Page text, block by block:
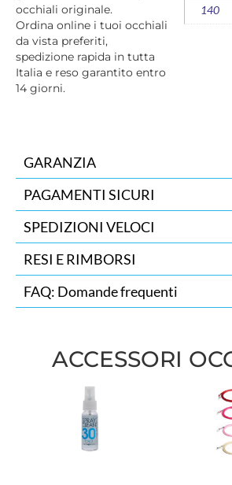
occhiali originale.
Ordina online i tuoi occhiali
da vista preferiti,
spedizione rapida in tutta
Italia e reso garantito entro
14 giorni.
140
GARANZIA
PAGAMENTI SICURI
SPEDIZIONI VELOCI
RESI E RIMBORSI
FAQ: Domande frequenti
ACCESSORI